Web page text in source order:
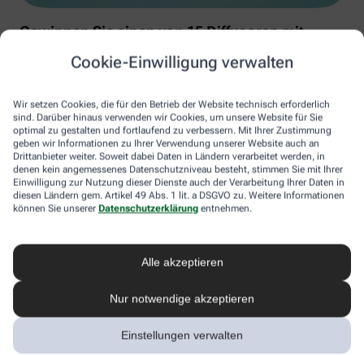
Cookie-Einwilligung verwalten
Wir setzen Cookies, die für den Betrieb der Website technisch erforderlich
sind. Darüber hinaus verwenden wir Cookies, um unsere Website für Sie
optimal zu gestalten und fortlaufend zu verbessern. Mit Ihrer Zustimmung
geben wir Informationen zu Ihrer Verwendung unserer Website auch an
Drittanbieter weiter. Soweit dabei Daten in Ländern verarbeitet werden, in
denen kein angemessenes Datenschutzniveau besteht, stimmen Sie mit Ihrer
Einwilligung zur Nutzung dieser Dienste auch der Verarbeitung Ihrer Daten in
diesen Ländern gem. Artikel 49 Abs. 1 lit. a DSGVO zu. Weitere Informationen
können Sie unserer Datenschutzerklärung entnehmen.
Alle akzeptieren
Nur notwendige akzeptieren
Einstellungen verwalten
Gewinnen Sie einen von 15 Diffusoren mit
Wohlfühloase erschaffen können. Ein Diffusor verwandelt
ätherische Öle in eine sanfte Duftwolke, die Reizhusten lindert, die
Raumluft befeuchtet und so gerade im Winter trockener
Heizungsluft entgegenwirkt. Machen Sie mit und holen Sie sich
mit etwas Glück die wohltuende Kraft der Aromen und Öle direkt
ins Wohnzimmer.
Timerfunktion bis 20 m²
Mikrofeine Zerstäubung mit Ultraschall
Wellnesslicht mit Farbwechsel für eine angenehme
Zur Raumbeduftung mit Aromaölen geeignet